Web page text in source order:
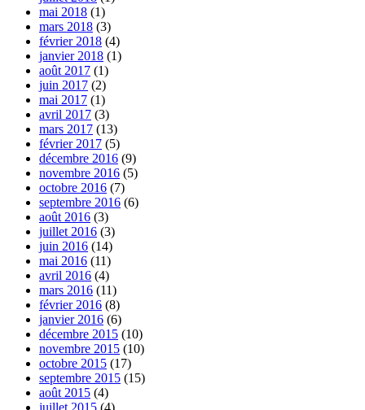
mai 2018 (1)
mars 2018 (3)
février 2018 (4)
janvier 2018 (1)
août 2017 (1)
juin 2017 (2)
mai 2017 (1)
avril 2017 (3)
mars 2017 (13)
février 2017 (5)
décembre 2016 (9)
novembre 2016 (5)
octobre 2016 (7)
septembre 2016 (6)
août 2016 (3)
juillet 2016 (3)
juin 2016 (14)
mai 2016 (11)
avril 2016 (4)
mars 2016 (11)
février 2016 (8)
janvier 2016 (6)
décembre 2015 (10)
novembre 2015 (10)
octobre 2015 (17)
septembre 2015 (15)
août 2015 (4)
juillet 2015 (4)